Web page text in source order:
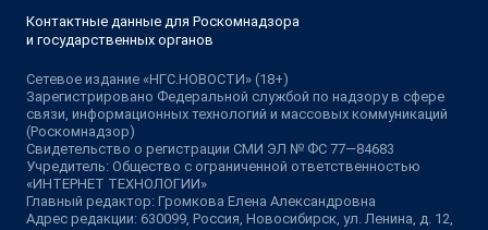
Контактные данные для Роскомнадзора
и государственных органов
Сетевое издание «НГС.НОВОСТИ» (18+)
Зарегистрировано Федеральной службой по надзору в сфере
связи, информационных технологий и массовых коммуникаций
(Роскомнадзор)
Свидетельство о регистрации СМИ ЭЛ № ФС 77—84683
Учредитель: Общество с ограниченной ответственностью
«ИНТЕРНЕТ ТЕХНОЛОГИИ»
Главный редактор: Громкова Елена Александровна
Адрес редакции: 630099, Россия, Новосибирск, ул. Ленина, д. 12,